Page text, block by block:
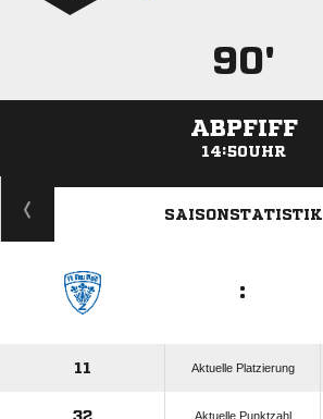
90'
ABPFIFF
14:50UHR
ANZEIGE
SAISONSTATISTIK
:
11 Aktuelle Platzierung
32 Aktuelle Punktzahl